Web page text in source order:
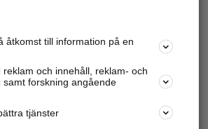
åtkomst till information på en
reklam och innehåll, reklam- och
samt forskning angående
tjänster